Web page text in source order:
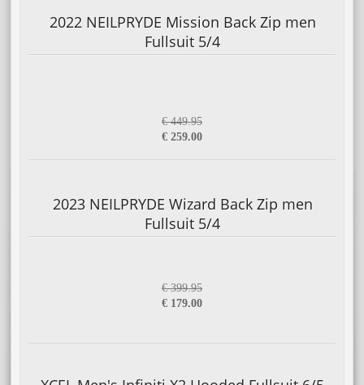
2022 NEILPRYDE Mission Back Zip men
Fullsuit 5/4
€ 449.95
€ 259.00
2023 NEILPRYDE Wizard Back Zip men
Fullsuit 5/4
€ 399.95
€ 179.00